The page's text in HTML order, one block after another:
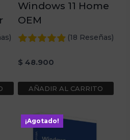
Windows 11 Home
OEM
(18 Reseñas)
$ 48.900
AÑADIR AL CARRITO
¡Agotado!